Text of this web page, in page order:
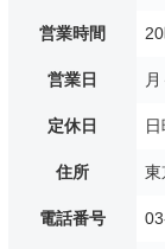
営業時間
営業日
定休日
住所
電話番号